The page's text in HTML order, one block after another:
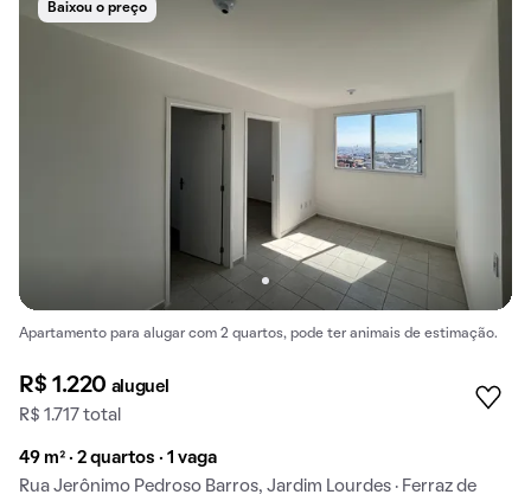
Baixou o preço
Apartamento para alugar com 2 quartos, pode ter animais de estimação.
R$ 1.220 aluguel
R$ 1.717 total
49 m² · 2 quartos · 1 vaga
Rua Jerônimo Pedroso Barros, Jardim Lourdes · Ferraz de